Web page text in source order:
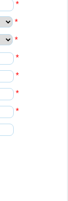
*
*
*
*
*
*
*